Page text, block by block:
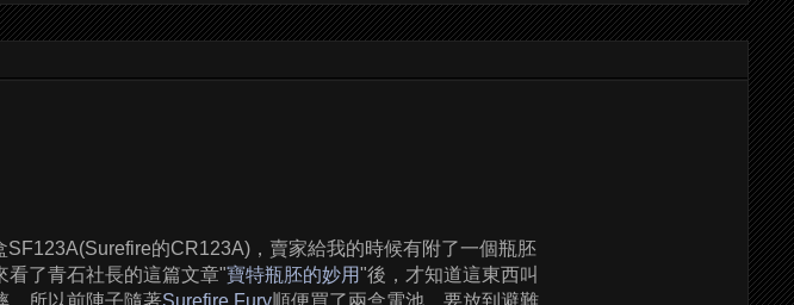
的CR123A)，賣家給我的時候有附了一個瓶胚
看了青石社長的這篇文章"寶特瓶胚的妙用"後，才知道這東西叫
，所以前陣子隨著Surefire Fury順便買了兩盒電池，要放到避難